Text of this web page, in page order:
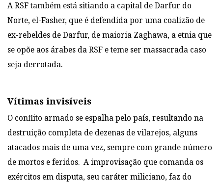
A RSF também está sitiando a capital de Darfur do
Norte, el-Fasher, que é defendida por uma coalizão de
ex-rebeldes de Darfur, de maioria Zaghawa, a etnia que
se opõe aos árabes da RSF e teme ser massacrada caso
seja derrotada.
Vítimas invisíveis
O conflito armado se espalha pelo país, resultando na
destruição completa de dezenas de vilarejos, alguns
atacados mais de uma vez, sempre com grande número
de mortos e feridos. A improvisação que comanda os
exércitos em disputa, seu caráter miliciano, faz do